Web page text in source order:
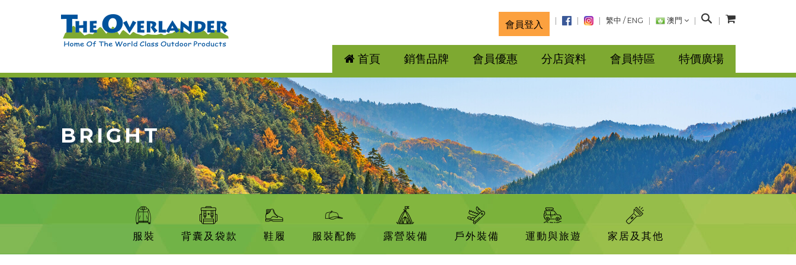
會員登入 繁中 / ENG 澳門
搜
首頁 銷售品牌 會員優惠 分店資料 會員特區 特價廣場
BRIGHT
服裝 背囊及袋款 鞋履 服裝配飾 露營裝備 戶外裝備 運動與旅遊 家居及其他